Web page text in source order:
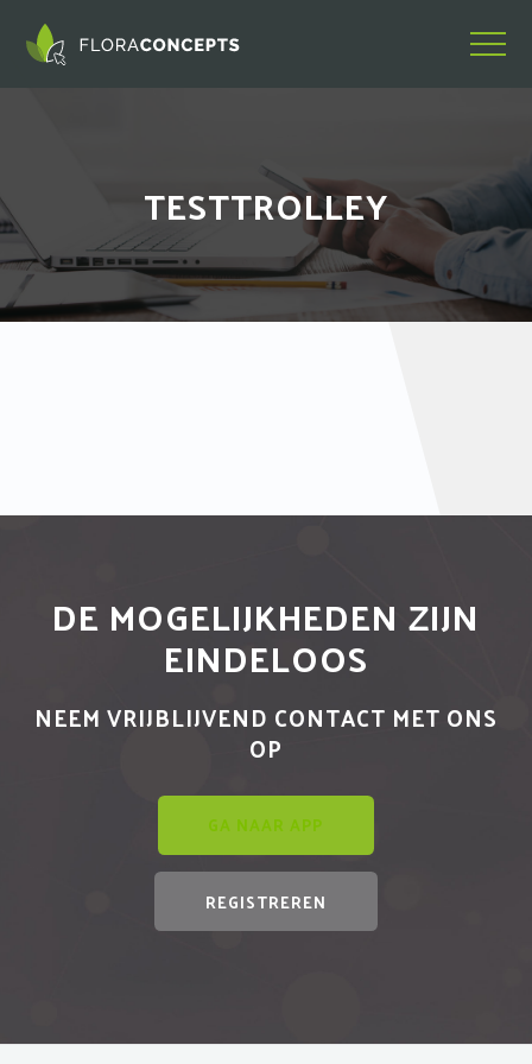
TESTTROLLEY
DE MOGELIJKHEDEN ZIJN
EINDELOOS
NEEM VRIJBLIJVEND CONTACT MET ONS
OP
GA NAAR APP
REGISTREREN